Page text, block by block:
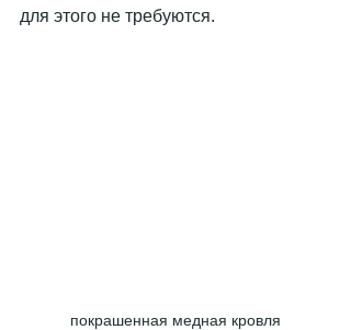
для этого не требуются.
покрашенная медная кровля